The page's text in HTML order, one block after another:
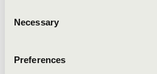
Selection
Necessary
Preferences